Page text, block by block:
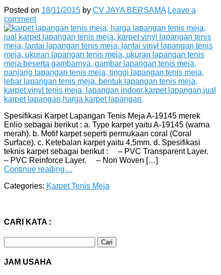
Posted on 18/11/2015 by CV JAYA BERSAMA Leave a
comment
Spesifikasi Karpet Lapangan Tenis Meja A-19145 merek
Enlio sebagai berikut : a. Type karpet yaitu A-19145 (warna
merah). b. Motif karpet seperti permukaan coral (Coral
Surface). c. Ketebalan karpet yaitu 4,5mm. d. Spesifikasi
teknis karpet sebagai berikut : – PVC Transparent Layer.
– PVC Reinforce Layer. – Non Woven […]
Continue reading…
Categories: Karpet Tenis Meja
CARI KATA :
untuk:
JAM USAHA